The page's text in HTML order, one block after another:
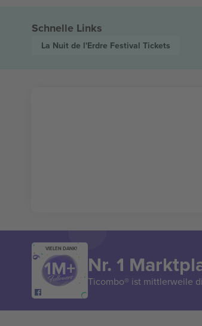
Schnelle Links
La Nuit de l'Erdre Festival Tickets
VIELEN DANK!
Nr. 1
Ticombo® ist mittlerweile